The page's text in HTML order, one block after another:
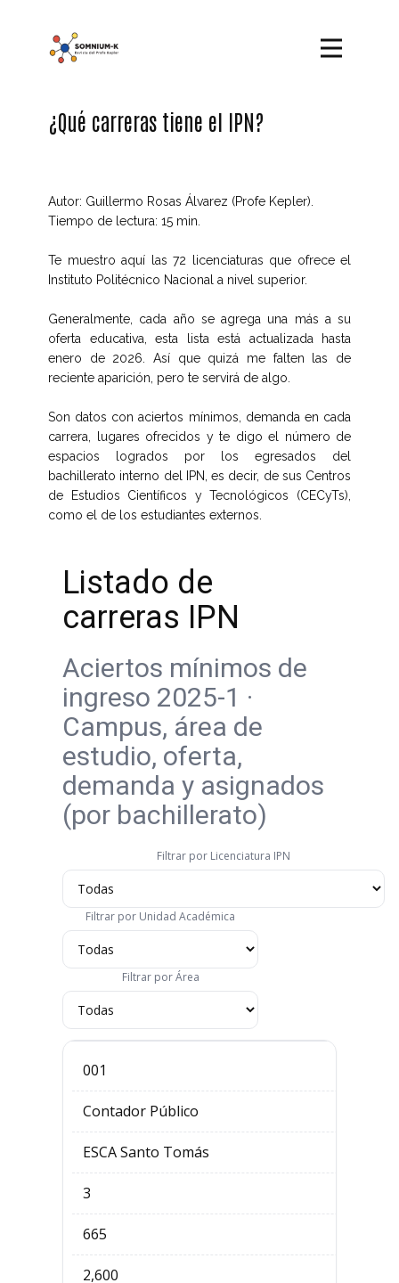
¿Qué carreras tiene el IPN?
Autor: Guillermo Rosas Álvarez (Profe Kepler).
Tiempo de lectura: 15 min.
Te muestro aquí las 72 licenciaturas que ofrece el
Instituto Politécnico Nacional a nivel superior.
Generalmente, cada año se agrega una más a su
oferta educativa, esta lista está actualizada hasta
enero de 2026. Así que quizá me falten las de
reciente aparición, pero te servirá de algo.
Son datos con aciertos mínimos, demanda en cada
carrera, lugares ofrecidos y te digo el número de
espacios logrados por los egresados del
bachillerato interno del IPN, es decir, de sus Centros
de Estudios Científicos y Tecnológicos (CECyTs),
como el de los estudiantes externos.
Listado de
carreras IPN
Aciertos mínimos de
ingreso 2025-1 ·
Campus, área de
estudio, oferta,
demanda y asignados
(por bachillerato)
Filtrar por Licenciatura IPN
Filtrar por Unidad Académica
Filtrar por Área
001
Contador Público
ESCA Santo Tomás
3
665
2,600